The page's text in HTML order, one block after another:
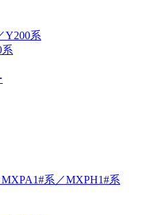
Y200系
系
系／MXPH1#系